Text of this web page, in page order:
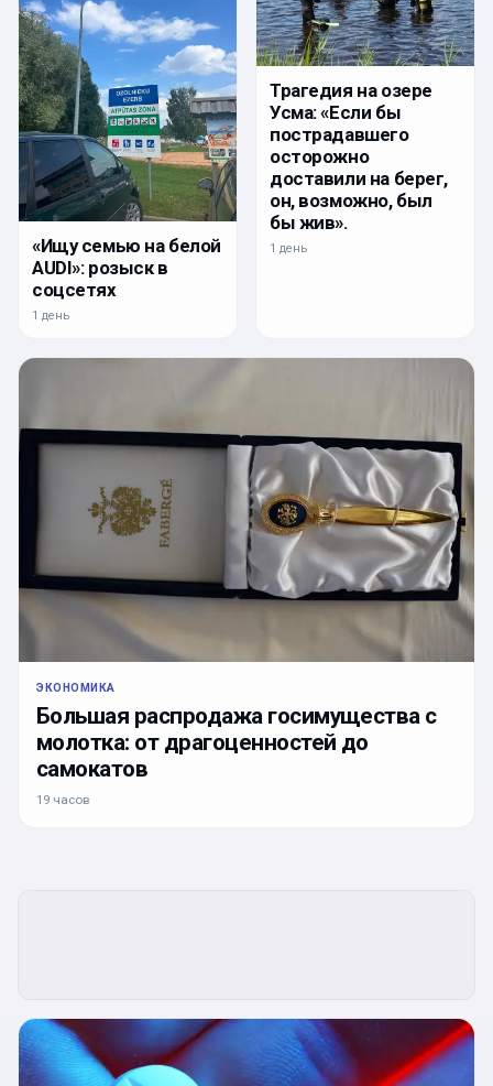
«Ищу семью на белой
AUDI»: розыск в
соцсетях
1 день
Трагедия на озере
Усма: «Если бы
пострадавшего
осторожно
доставили на берег,
он, возможно, был
бы жив».
1 день
ЭКОНОМИКА
Большая распродажа госимущества с
молотка: от драгоценностей до
самокатов
19 часов